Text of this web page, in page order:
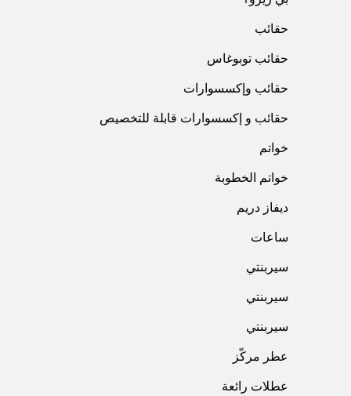
حقائب
حقائب توبوغاس
حقائب وإكسسوارات
حقائب و إكسسوارات قابلة للتخصيص
خواتم
خواتم الخطوبة
ديفاز دريم
ساعات
سيربنتي
سيربنتي
سيربنتي
عطر مركّز
عطلات رائعة